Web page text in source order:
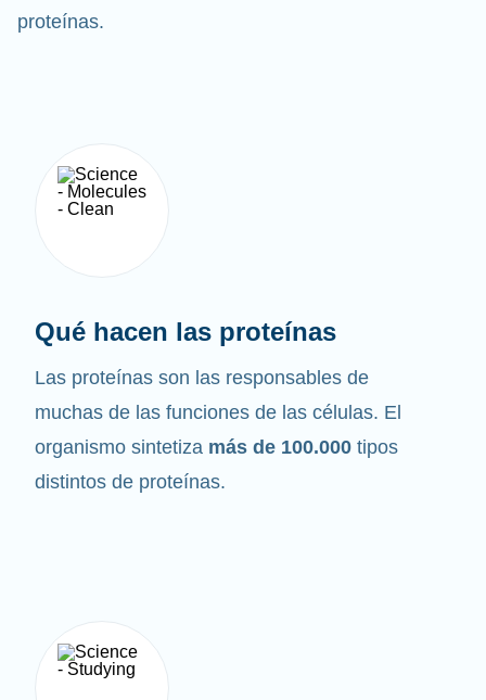
proteínas.
Qué hacen las proteínas
Las proteínas son las responsables de
muchas de las funciones de las células. El
organismo sintetiza más de 100.000 tipos
distintos de proteínas.